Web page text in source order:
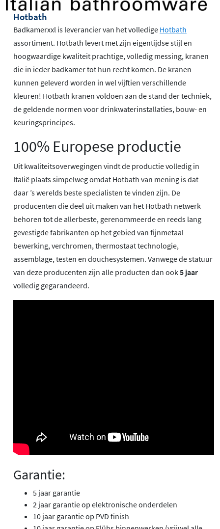
Hotbath
Badkamerxxl is leverancier van het volledige Hotbath
assortiment. Hotbath levert met zijn eigentijdse stijl en
hoogwaardige kwaliteit prachtige, volledig messing, kranen
die in ieder badkamer tot hun recht komen. De kranen
kunnen geleverd worden in wel vijftien verschillende
kleuren! Hotbath kranen voldoen aan de stand der techniek,
de geldende normen voor drinkwaterinstallaties, bouw- en
keuringsprincipes.
100% Europese productie
Uit kwaliteitsoverwegingen vindt de productie volledig in
Italië plaats simpelweg omdat Hotbath van mening is dat
daar ’s werelds beste specialisten te vinden zijn. De
producenten die deel uit maken van het Hotbath netwerk
behoren tot de allerbeste, gerenommeerde en reeds lang
gevestigde fabrikanten op het gebied van fijnmetaal
bewerking, verchromen, thermostaat technologie,
assemblage, testen en douchesystemen. Vanwege de statuur
van deze producenten zijn alle producten dan ook5 jaar
volledig gegarandeerd.
Garantie:
5 jaar garantie
2 jaar garantie op elektronische onderdelen
10 jaar garantie op PVD finish